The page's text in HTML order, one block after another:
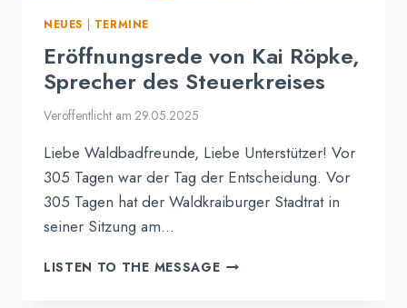
NEUES | TERMINE
Eröffnungsrede von Kai Röpke,
Sprecher des Steuerkreises
Veröffentlicht am 29.05.2025
Liebe Waldbadfreunde, Liebe Unterstützer! Vor
305 Tagen war der Tag der Entscheidung. Vor
305 Tagen hat der Waldkraiburger Stadtrat in
seiner Sitzung am…
LISTEN TO THE MESSAGEERÖFFNUNGSREDE